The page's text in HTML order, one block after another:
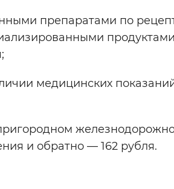
препаратами по
медицинских
и обратно — 162 рубля.